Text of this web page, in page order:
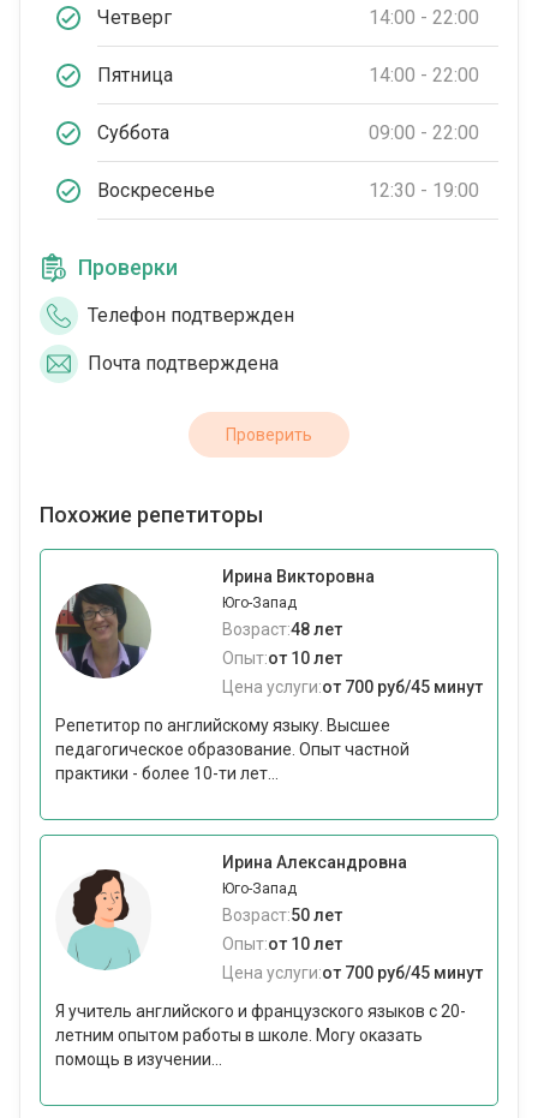
Четверг 14:00 - 22:00
Пятница 14:00 - 22:00
Суббота 09:00 - 22:00
Воскресенье 12:30 - 19:00
Проверки
Телефон подтвержден
Почта подтверждена
Проверить
Похожие репетиторы
Ирина Викторовна
Юго-Запад
Возраст:48 лет
Опыт:от 10 лет
Цена услуги:от 700 руб/45 минут
Репетитор по английскому языку. Высшее
педагогическое образование. Опыт частной
практики - более 10-ти лет...
Ирина Александровна
Юго-Запад
Возраст:50 лет
Опыт:от 10 лет
Цена услуги:от 700 руб/45 минут
Я учитель английского и французского языков с 20-
летним опытом работы в школе. Могу оказать
помощь в изучении...